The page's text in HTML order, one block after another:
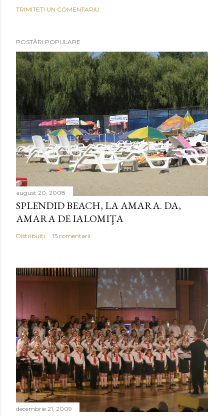
TRIMITEȚI UN COMENTARIU
POSTĂRI POPULARE
august 20, 2008
SPLENDID BEACH, LA AMARA. DA,
AMARA DE IALOMIŢA
Distribuiți 15 comentarii
decembrie 21, 2009